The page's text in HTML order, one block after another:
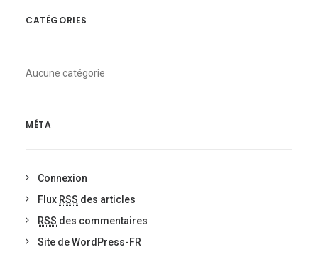
CATÉGORIES
Aucune catégorie
MÉTA
Connexion
Flux RSS des articles
RSS des commentaires
Site de WordPress-FR